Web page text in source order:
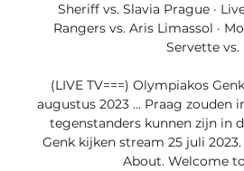
Sheriff vs. Slavia Prague ·
Rangers vs. Aris Limassol ·
Servette vs.
(LIVE TV===) Olympiakos
augustus 2023 ... Praag zouden
tegenstanders kunnen zijn in
Genk kijken stream 25 juli
About. Welcome to